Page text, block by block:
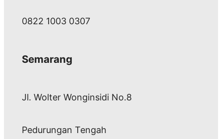
0822 1003 0307
Semarang
Jl. Wolter Wonginsidi No.8
Pedurungan Tengah